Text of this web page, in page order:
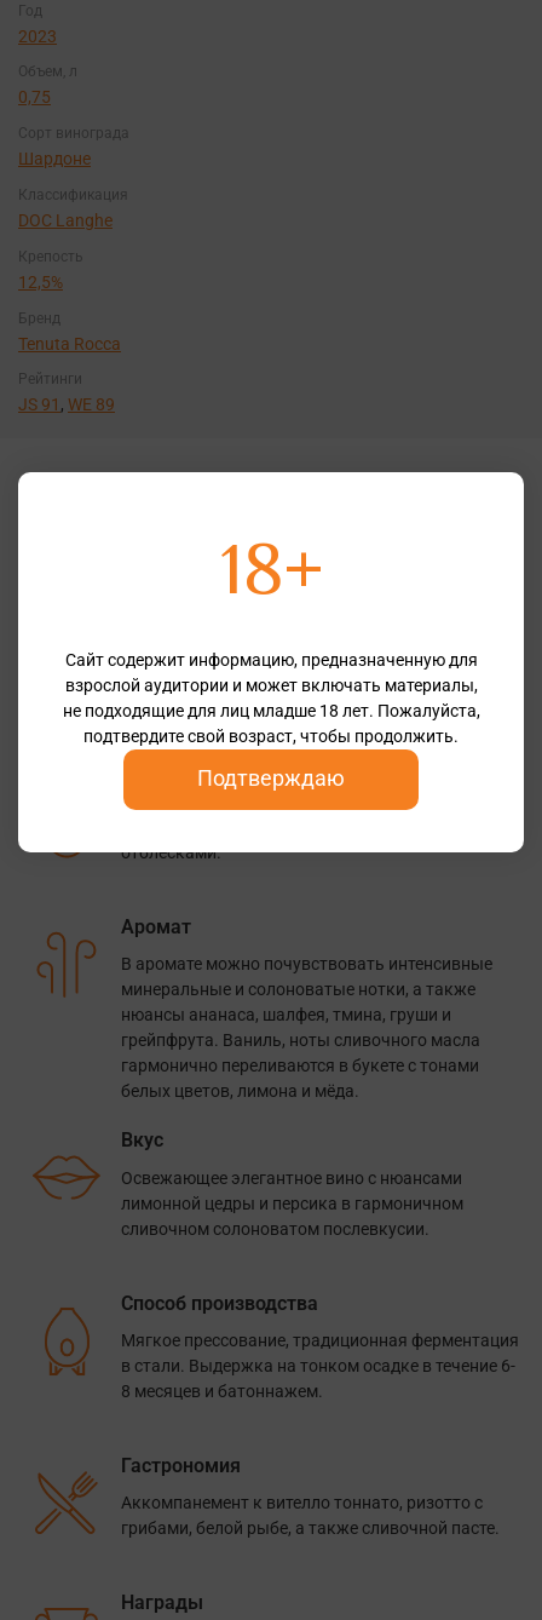
Год
2023
Объем, л
0,75
Сорт винограда
Шардоне
Классификация
DOC Langhe
Крепость
12,5%
Бренд
Tenuta Rocca
Рейтинги
JS 91 , WE 89
итальянского Пьемонта и является родиной
множества автохтонов. Название области,
означает «языки», так как территория состоит из
Дегустационные заметки
отблесками.
Аромат
В аромате можно почувствовать интенсивные
минеральные и солоноватые нотки, а также
нюансы ананаса, шалфея, тмина, груши и
грейпфрута. Ваниль, ноты сливочного масла
гармонично переливаются в букете с тонами
белых цветов, лимона и мёда.
Вкус
Освежающее элегантное вино с нюансами
лимонной цедры и персика в гармоничном
сливочном солоноватом послевкусии.
Способ производства
Мягкое прессование, традиционная ферментация
в стали. Выдержка на тонком осадке в течение 6-
8 месяцев и батоннажем.
Гастрономия
Аккомпанемент к вителло тоннато, ризотто с
грибами, белой рыбе, а также сливочной пасте.
Награды
18+
Сайт содержит информацию, предназначенную для
взрослой аудитории и может включать материалы,
не подходящие для лиц младше 18 лет. Пожалуйста,
подтвердите свой возраст, чтобы продолжить.
Подтверждаю